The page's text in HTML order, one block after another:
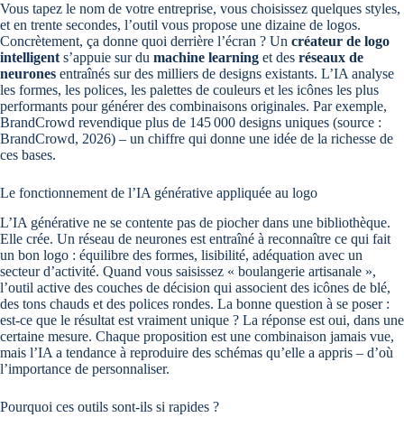
Vous tapez le nom de votre entreprise, vous choisissez quelques styles,
et en trente secondes, l’outil vous propose une dizaine de logos.
Concrètement, ça donne quoi derrière l’écran ? Un créateur de logo
intelligent s’appuie sur du machine learning et des réseaux de
neurones entraînés sur des milliers de designs existants. L’IA analyse
les formes, les polices, les palettes de couleurs et les icônes les plus
performants pour générer des combinaisons originales. Par exemple,
BrandCrowd revendique plus de 145 000 designs uniques (source :
BrandCrowd, 2026) – un chiffre qui donne une idée de la richesse de
ces bases.
Le fonctionnement de l’IA générative appliquée au logo
L’IA générative ne se contente pas de piocher dans une bibliothèque.
Elle crée. Un réseau de neurones est entraîné à reconnaître ce qui fait
un bon logo : équilibre des formes, lisibilité, adéquation avec un
secteur d’activité. Quand vous saisissez « boulangerie artisanale »,
l’outil active des couches de décision qui associent des icônes de blé,
des tons chauds et des polices rondes. La bonne question à se poser :
est-ce que le résultat est vraiment unique ? La réponse est oui, dans une
certaine mesure. Chaque proposition est une combinaison jamais vue,
mais l’IA a tendance à reproduire des schémas qu’elle a appris – d’où
l’importance de personnaliser.
Pourquoi ces outils sont-ils si rapides ?